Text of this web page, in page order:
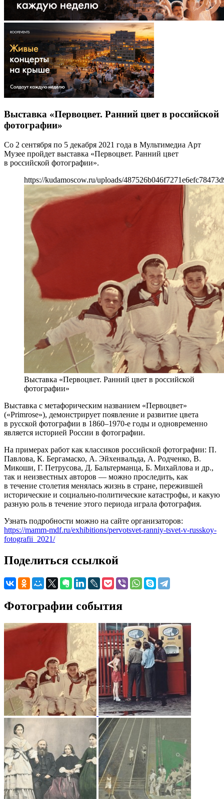
Выставка «Первоцвет. Ранний цвет в российской
фотографии»
Со 2 сентября по 5 декабря 2021 года в Мультимедиа Арт
Музее пройдет выставка «Первоцвет. Ранний цвет
в российской фотографии».
https://kudamoscow.ru/uploads/
Выставка «Первоцвет. Ранний цвет в российской
фотографии»
Выставка с метафорическим названием «Первоцвет»
(«Primrose»), демонстрирует появление и развитие цвета
в русской фотографии в 1860–1970-е годы и одновременно
является историей России в фотографии.
На примерах работ как классиков российской фотографии: П.
Павлова, К. Бергамаско, А. Эйхенвальда, А. Родченко, В.
Микоши, Г. Петрусова, Д. Бальтерманца, Б. Михайлова и др.,
так и неизвестных авторов — можно проследить, как
в течение столетия менялась жизнь в стране, пережившей
исторические и социально-политические катастрофы, и какую
разную роль в течение этого периода играла фотография.
Узнать подробности можно на сайте организаторов:
https://mamm-mdf.ru/exhibitions/pervotsvet-ranniy-tsvet-v-russkoy-
fotografii_2021/
Поделиться ссылкой
Фотографии события